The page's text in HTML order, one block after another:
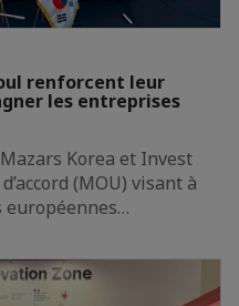
renforcent leur
les entreprises
Korea et Invest
(MOU) visant à
européennes…